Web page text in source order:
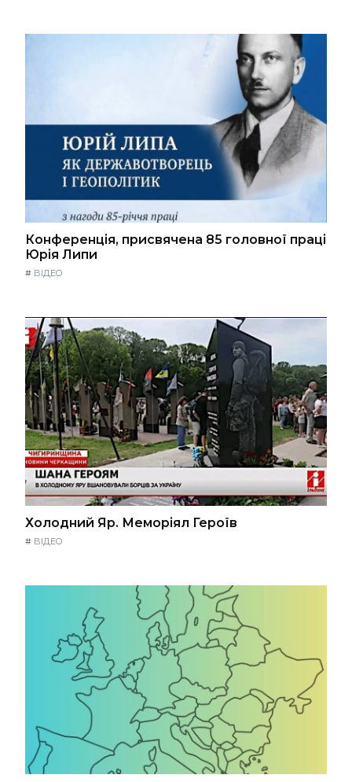
Конференція, присвячена 85 головної праці
Юрія Липи
# ВІДЕО
Холодний Яр. Меморіял Героїв
# ВІДЕО